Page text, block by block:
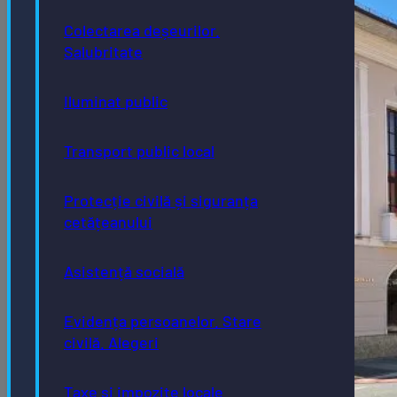
Colectarea deșeurilor.
Salubritate
Iluminat public
Transport public local
Protecție civilă și siguranța
cetățeanului
Asistență socială
Evidența persoanelor. Stare
civilă. Alegeri
Taxe și impozite locale